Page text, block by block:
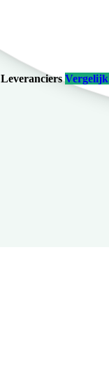
LeveranciersVergelijk